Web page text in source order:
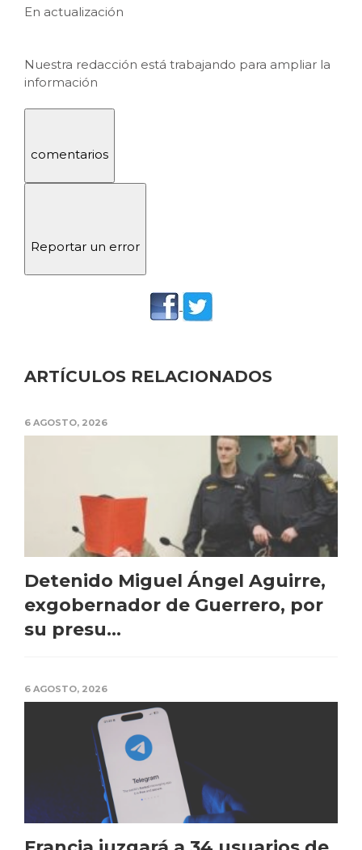
En actualización
Nuestra redacción está trabajando para ampliar la
información
comentarios
Reportar un error
ARTÍCULOS RELACIONADOS
6 AGOSTO, 2026
Detenido Miguel Ángel Aguirre,
exgobernador de Guerrero, por
su presu...
6 AGOSTO, 2026